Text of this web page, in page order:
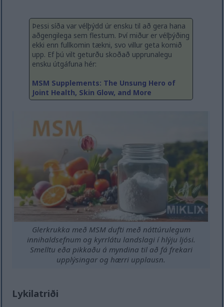
Þessi síða var vélþýdd úr ensku til að gera hana
aðgengilega sem flestum. Því miður er vélþýðing
ekki enn fullkomin tækni, svo villur geta komið
upp. Ef þú vilt geturðu skoðað upprunalegu
ensku útgáfuna hér:
MSM Supplements: The Unsung Hero of
Joint Health, Skin Glow, and More
Glerkrukka með MSM dufti með náttúrulegum
innihaldsefnum og kyrrlátu landslagi í hlýju ljósi.
Smelltu eða pikkaðu á myndina til að fá frekari
upplýsingar og hærri upplausn.
Lykilatriði